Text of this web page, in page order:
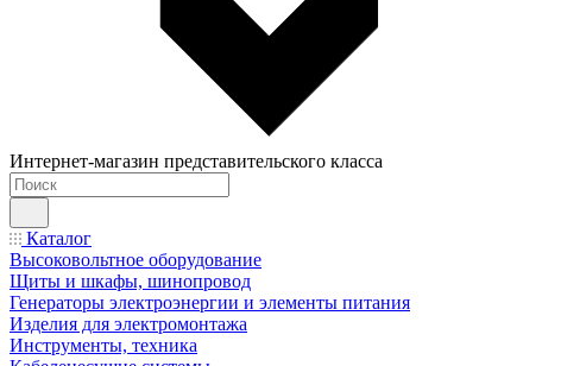
Интернет-магазин представительского класса
Каталог
Высоковольтное оборудование
Щиты и шкафы, шинопровод
Генераторы электроэнергии и элементы питания
Изделия для электромонтажа
Инструменты, техника